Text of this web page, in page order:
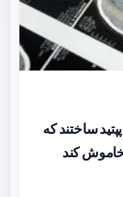
ساختند که
خاموش کند